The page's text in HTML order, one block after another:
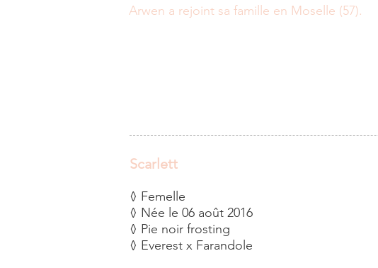
Arwen a rejoint sa famille en Moselle (57).
Scarlett
◊ Femelle
◊ Née le 06 août 2016
◊ Pie noir frosting
◊ Everest x Farandole